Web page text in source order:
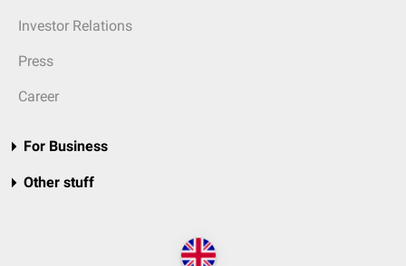
Investor Relations
Press
Career
For Business
Other stuff